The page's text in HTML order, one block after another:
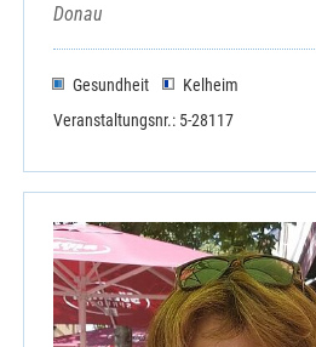
Donau
Gesundheit
Kelheim
Veranstaltungsnr.: 5-28117